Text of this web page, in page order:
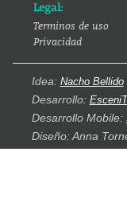
Legal:
Terminos de uso
Privacidad
Idea: Nacho Bellido
Desarrollo:
Desarrollo Mobile:
Diseño: Anna